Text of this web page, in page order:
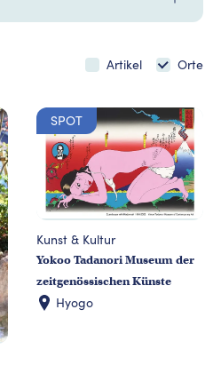
Artikel Orte
SPOT
Kunst & Kultur
Yokoo Tadanori Museum der
zeitgenössischen Künste
Hyogo